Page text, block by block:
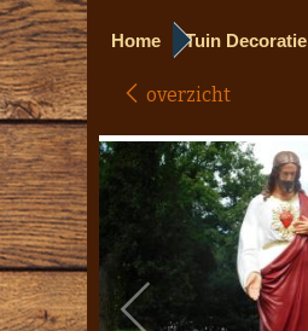
Home Tuin Decoratie
overzicht